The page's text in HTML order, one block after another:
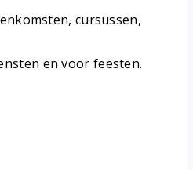
cursussen,
en voor feesten.